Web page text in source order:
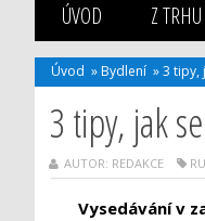
ÚVOD Z TRHU
Úvod » Bydlení »3 tipy,
3 tipy, jak
AUTOR: REDAKCE
Vysedávání v